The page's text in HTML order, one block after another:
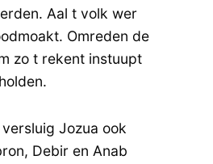
Aal t volk wer
Omreden de
zo t rekent instuupt
Jozua ook
Debir en Anab